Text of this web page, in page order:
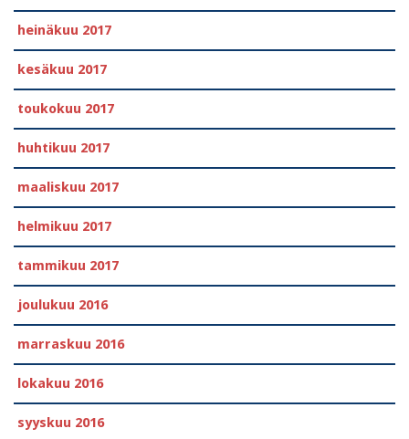
heinäkuu 2017
kesäkuu 2017
toukokuu 2017
huhtikuu 2017
maaliskuu 2017
helmikuu 2017
tammikuu 2017
joulukuu 2016
marraskuu 2016
lokakuu 2016
syyskuu 2016